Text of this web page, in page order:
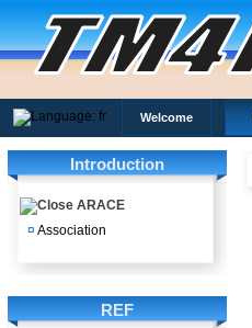
Welcome
Introduction
ARACE
¤ Association
REF